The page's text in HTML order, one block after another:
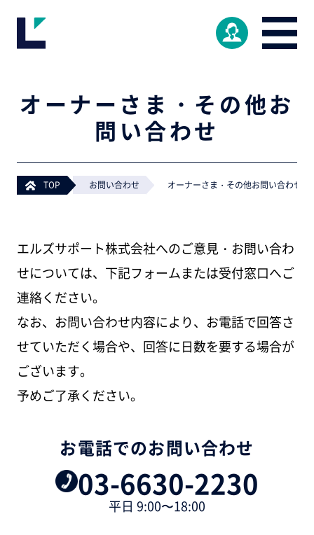
オーナーさま・その他お
問い合わせ
TOP > お問い合わせ オーナーさま・その他お問い合わせ
エルズサポート株式会社へのご意見・お問い合わ
せについては、下記フォームまたは受付窓口へご
連絡ください。
なお、お問い合わせ内容により、お電話で回答さ
せていただく場合や、回答に日数を要する場合が
ございます。
予めご了承ください。
お電話でのお問い合わせ
03-6630-2230
平日 9:00〜18:00